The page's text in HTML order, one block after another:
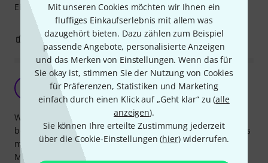
Mit unseren Cookies möchten wir Ihnen ein
fluffiges Einkaufserlebnis mit allem was
dazugehört bieten. Dazu zählen zum Beispiel
passende Angebote, personalisierte Anzeigen
und das Merken von Einstellungen. Wenn das für
Sie okay ist, stimmen Sie der Nutzung von Cookies
für Präferenzen, Statistiken und Marketing
einfach durch einen Klick auf „Geht klar“ zu (alle
anzeigen).
Sie können Ihre erteilte Zustimmung jederzeit
über die Cookie-Einstellungen (hier) widerrufen.
Eindruck und steht fest aufm Boden !
0 BEWERTUNG MELDEN
Erster Eindruck passt
Bozo75 10.01.2021
Wenn man den Equipment stand in die Hand nimmt
bekommt man schon einen massiven Eindruck. Für das was
man erwartet, ist es kein „Leichtgewicht“. Das ist meiner
Meinung nach auch gut.